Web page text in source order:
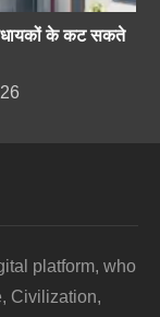
के कट सकते
platform, who
Civilization,